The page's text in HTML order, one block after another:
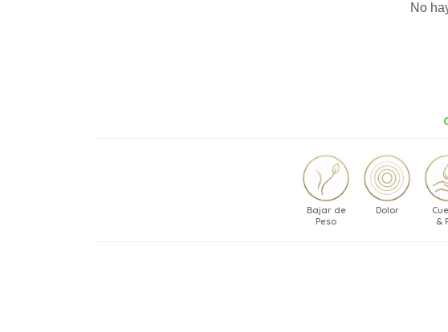
No
Bajar de
Peso
Dolor
&